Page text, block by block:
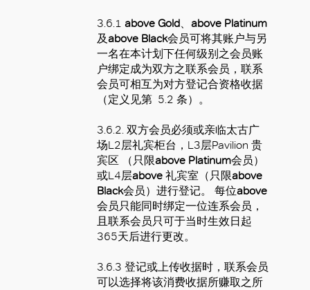
3.6.1 above Gold、 above Platinum
及above Black会员可将其账户与另
一名在本计划下任何级别之会员账
户绑定成为双方之联系会员，联系
会员可相互为对方登记合资格收据
（定义见第 5.2 条）。
3.6.2. 双方会员必须或亲临太古广
场L2层礼宾柜台，L3层Pavilion 贵
宾区 （只限above Platinum会员）
或L4层above 礼宾室（只限above
Black会员）进行登记。 每位above
会员只能同时绑定一位连系会员，
且联系会员只可于当时生效日起
365天后进行更改。
3.6.3 登记或上传收据时，联系会员
可以选择将该消费收据所赚取之所